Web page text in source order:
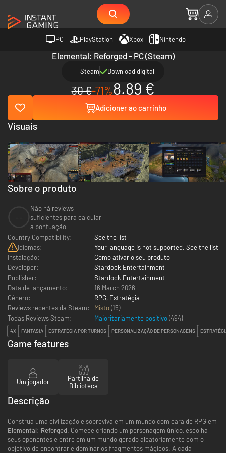
PC PlayStation Xbox Nintendo
Elemental: Reforged - PC (Steam)
Steam Download digital
30 €-71%8.89 €
Adicioner ao carrinho
Sobre o produto
Não há reviews
suficientes para calcular
a pontuação
Country Compatibility:
See the list
Idiomas:
Your language is not supported. See the list
Instalação:
Como ativar o seu produto
Developer:
Stardock Entertainment
Publisher:
Stardock Entertainment
Data de lançamento:
16 March 2026
Género:
RPG, Estratégia
Reviews recentes da Steam:
Misto(15)
Todas Reviews Steam:
Maioritariamente positivo(494)
4X FANTASIA ESTRATÉGIA POR TURNOS PERSONALIZAÇÃO DE PERSONAGENS
Visuais
Game features
Um jogador
Partilha de
Biblioteca
Descrição
Construa uma civilização e sobreviva em um mundo com cara de RPG em
Elemental: Reforged. Comece criando um personagem único, escolha
seus oponentes e entre em um mundo gerado aleatoriamente com o
objetivo de encontrar e dominar os fragmentos mágicos. A cada